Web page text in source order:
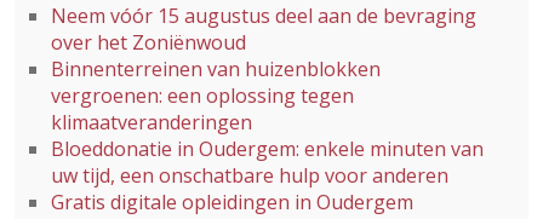
Neem vóór 15 augustus deel aan de bevraging
over het Zoniënwoud
Binnenterreinen van huizenblokken
vergroenen: een oplossing tegen
klimaatveranderingen
Bloeddonatie in Oudergem: enkele minuten van
uw tijd, een onschatbare hulp voor anderen
Gratis digitale opleidingen in Oudergem